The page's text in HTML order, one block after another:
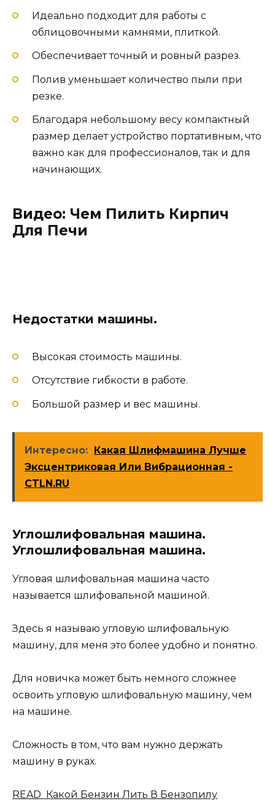
Идеально подходит для работы с
облицовочными камнями, плиткой.
Обеспечивает точный и ровный разрез.
Полив уменьшает количество пыли при
резке.
Благодаря небольшому весу компактный
размер делает устройство портативным, что
важно как для профессионалов, так и для
начинающих.
Видео: Чем Пилить Кирпич
Для Печи
Недостатки машины.
Высокая стоимость машины.
Отсутствие гибкости в работе.
Большой размер и вес машины.
Интересно: Какая Шлифмашина Лучше
Эксцентриковая Или Вибрационная -
CTLN.RU
Углошлифовальная машина.
Углошлифовальная машина.
Угловая шлифовальная машина часто
называется шлифовальной машиной.
Здесь я называю угловую шлифовальную
машину, для меня это более удобно и понятно.
Для новичка может быть немного сложнее
освоить угловую шлифовальную машину, чем
на машине.
Сложность в том, что вам нужно держать
машину в руках.
READ Какой Бензин Лить В Бензопилу